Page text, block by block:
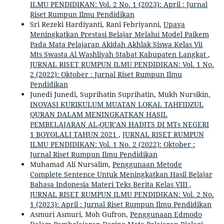
ILMU PENDIDIKAN: Vol. 2 No. 1 (2023): April : Jurnal
Riset Rumpun Ilmu Pendidikan
Sri Rezeki Hardiyanti, Rani Febriyanni, Upaya
Meningkatkan Prestasi Belajar Melalui Model Paikem
Pada Mata Pelajaran Akidah Akhlak Siswa Kelas Vii
Mts Swasta Al Washliyah Stabat Kabupaten Langkat ,
JURNAL RISET RUMPUN ILMU PENDIDIKAN: Vol. 1 No.
2 (2022): Oktober : Jurnal Riset Rumpun Ilmu
Pendidikan
Junedi Junedi, Suprihatin Suprihatin, Mukh Nursikin,
INOVASI KURIKULUM MUATAN LOKAL TAHFIDZUL
QURAN DALAM MENINGKATKAN HASIL
PEMBELAJARAN AL-QUR’AN HADITS DI MTs NEGERI
1 BOYOLALI TAHUN 2021 , JURNAL RISET RUMPUN
ILMU PENDIDIKAN: Vol. 1 No. 2 (2022): Oktober :
Jurnal Riset Rumpun Ilmu Pendidikan
Muhamad Ali Nursalim, Penggunaan Metode
Complete Sentence Untuk Meningkatkan Hasil Belajar
Bahasa Indonesia Materi Teks Berita Kelas VIII ,
JURNAL RISET RUMPUN ILMU PENDIDIKAN: Vol. 2 No.
1 (2023): April : Jurnal Riset Rumpun Ilmu Pendidikan
Asmuri Asmuri, Moh Gufron, Penggunaan Edmodo